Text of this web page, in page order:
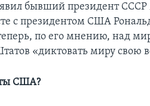
бывший президент
с президентом США
по его мнению, над
«диктовать миру свою
США?